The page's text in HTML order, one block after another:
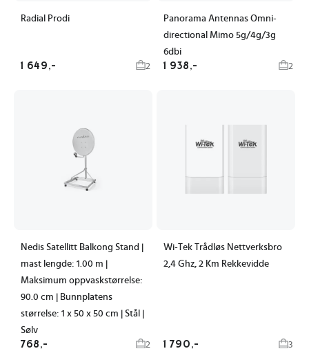
Radial Prodi
1 649,- 2
Panorama Antennas Omni-
directional Mimo 5g/4g/3g
6dbi
1 938,- 2
Nedis Satellitt Balkong Stand |
mast lengde: 1.00 m |
Maksimum oppvaskstørrelse:
90.0 cm | Bunnplatens
størrelse: 1 x 50 x 50 cm | Stål |
Sølv
768,- 2
Wi-Tek Trådløs Nettverksbro
2,4 Ghz, 2 Km Rekkevidde
1 790,- 3